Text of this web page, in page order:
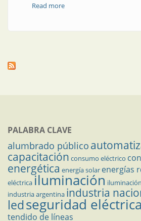
Read moreabout Neuquén y su
PALABRA CLAVE
alumbrado público
capacitación consumo eléctrico
energética energía solar energías
eléctricailuminación
industria argentina industria
ledseguridad eléctrica
tendido de líneas